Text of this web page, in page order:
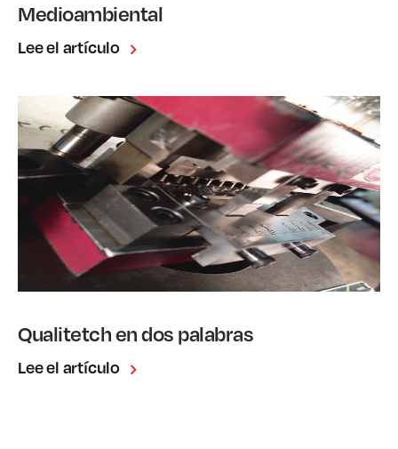
Medioambiental
Lee el artículo
Qualitetch en dos palabras
Lee el artículo